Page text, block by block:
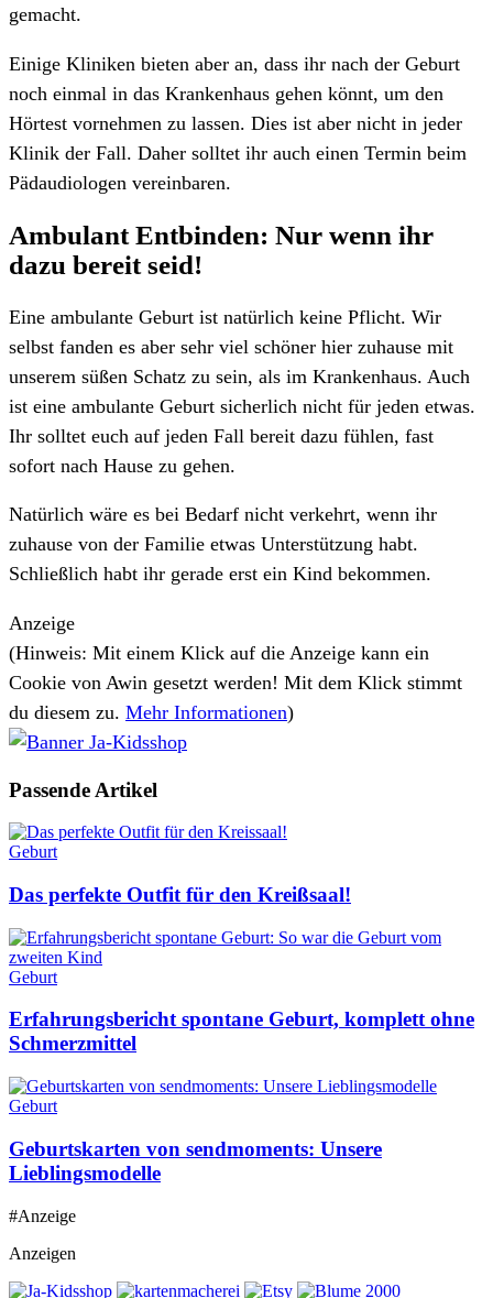
gemacht.
Einige Kliniken bieten aber an, dass ihr nach der Geburt
noch einmal in das Krankenhaus gehen könnt, um den
Hörtest vornehmen zu lassen. Dies ist aber nicht in jeder
Klinik der Fall. Daher solltet ihr auch einen Termin beim
Pädaudiologen vereinbaren.
Ambulant Entbinden: Nur wenn ihr
dazu bereit seid!
Eine ambulante Geburt ist natürlich keine Pflicht. Wir
selbst fanden es aber sehr viel schöner hier zuhause mit
unserem süßen Schatz zu sein, als im Krankenhaus. Auch
ist eine ambulante Geburt sicherlich nicht für jeden etwas.
Ihr solltet euch auf jeden Fall bereit dazu fühlen, fast
sofort nach Hause zu gehen.
Natürlich wäre es bei Bedarf nicht verkehrt, wenn ihr
zuhause von der Familie etwas Unterstützung habt.
Schließlich habt ihr gerade erst ein Kind bekommen.
Anzeige
(Hinweis: Mit einem Klick auf die Anzeige kann ein
Cookie von Awin gesetzt werden! Mit dem Klick stimmt
du diesem zu. Mehr Informationen)
Passende Artikel
Geburt
Das perfekte Outfit für den Kreißsaal!
Geburt
Erfahrungsbericht spontane Geburt, komplett ohne
Schmerzmittel
Geburt
Geburtskarten von sendmoments: Unsere
Lieblingsmodelle
#Anzeige
Anzeigen